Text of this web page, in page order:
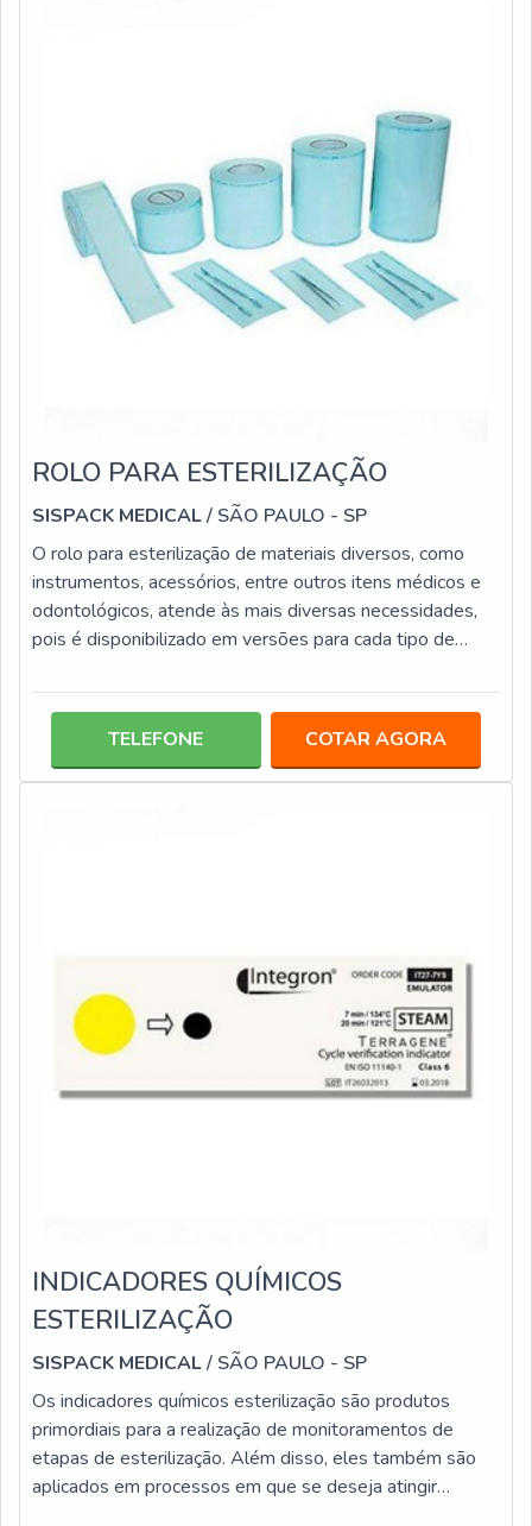
ROLO PARA ESTERILIZAÇÃO
SISPACK MEDICAL/ SÃO PAULO - SP
O rolo para esterilização de materiais diversos, como
instrumentos, acessórios, entre outros itens médicos e
odontológicos, atende às mais diversas necessidades,
pois é disponibilizado em versões para cada tipo de
de hidrogênio; Óxido de etileno.Os rolos para
filme multilaminado ou bilaminado, que são inseridos em
camadas sobre o papel. Este tipo de embalagem conta
TELEFONE COTAR AGORA
INDICADORES QUÍMICOS
ESTERILIZAÇÃO
SISPACK MEDICAL/ SÃO PAULO - SP
Os indicadores químicos esterilização são produtos
primordiais para a realização de monitoramentos de
etapas de esterilização. Além disso, eles também são
aplicados em processos em que se deseja atingir